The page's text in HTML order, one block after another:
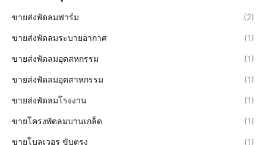
ขายส่งพัดลมฟาร์ม (2)
ขายส่งพัดลมระบายอากาศ (1)
ขายส่งพัดลมอุตสหกรรม (1)
ขายส่งพัดลมอุตสาหกรรม (1)
ขายส่งพัดลมโรงงาน (1)
ขายโครงพัดลมบานเกล็ด (1)
ขายโบลเวอร ขับตรง (1)